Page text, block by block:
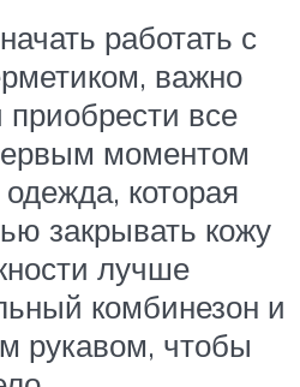
работать с
важно
приобрести все
моментом
которая
закрывать кожу
лучше
комбинезон и
рукавом, чтобы